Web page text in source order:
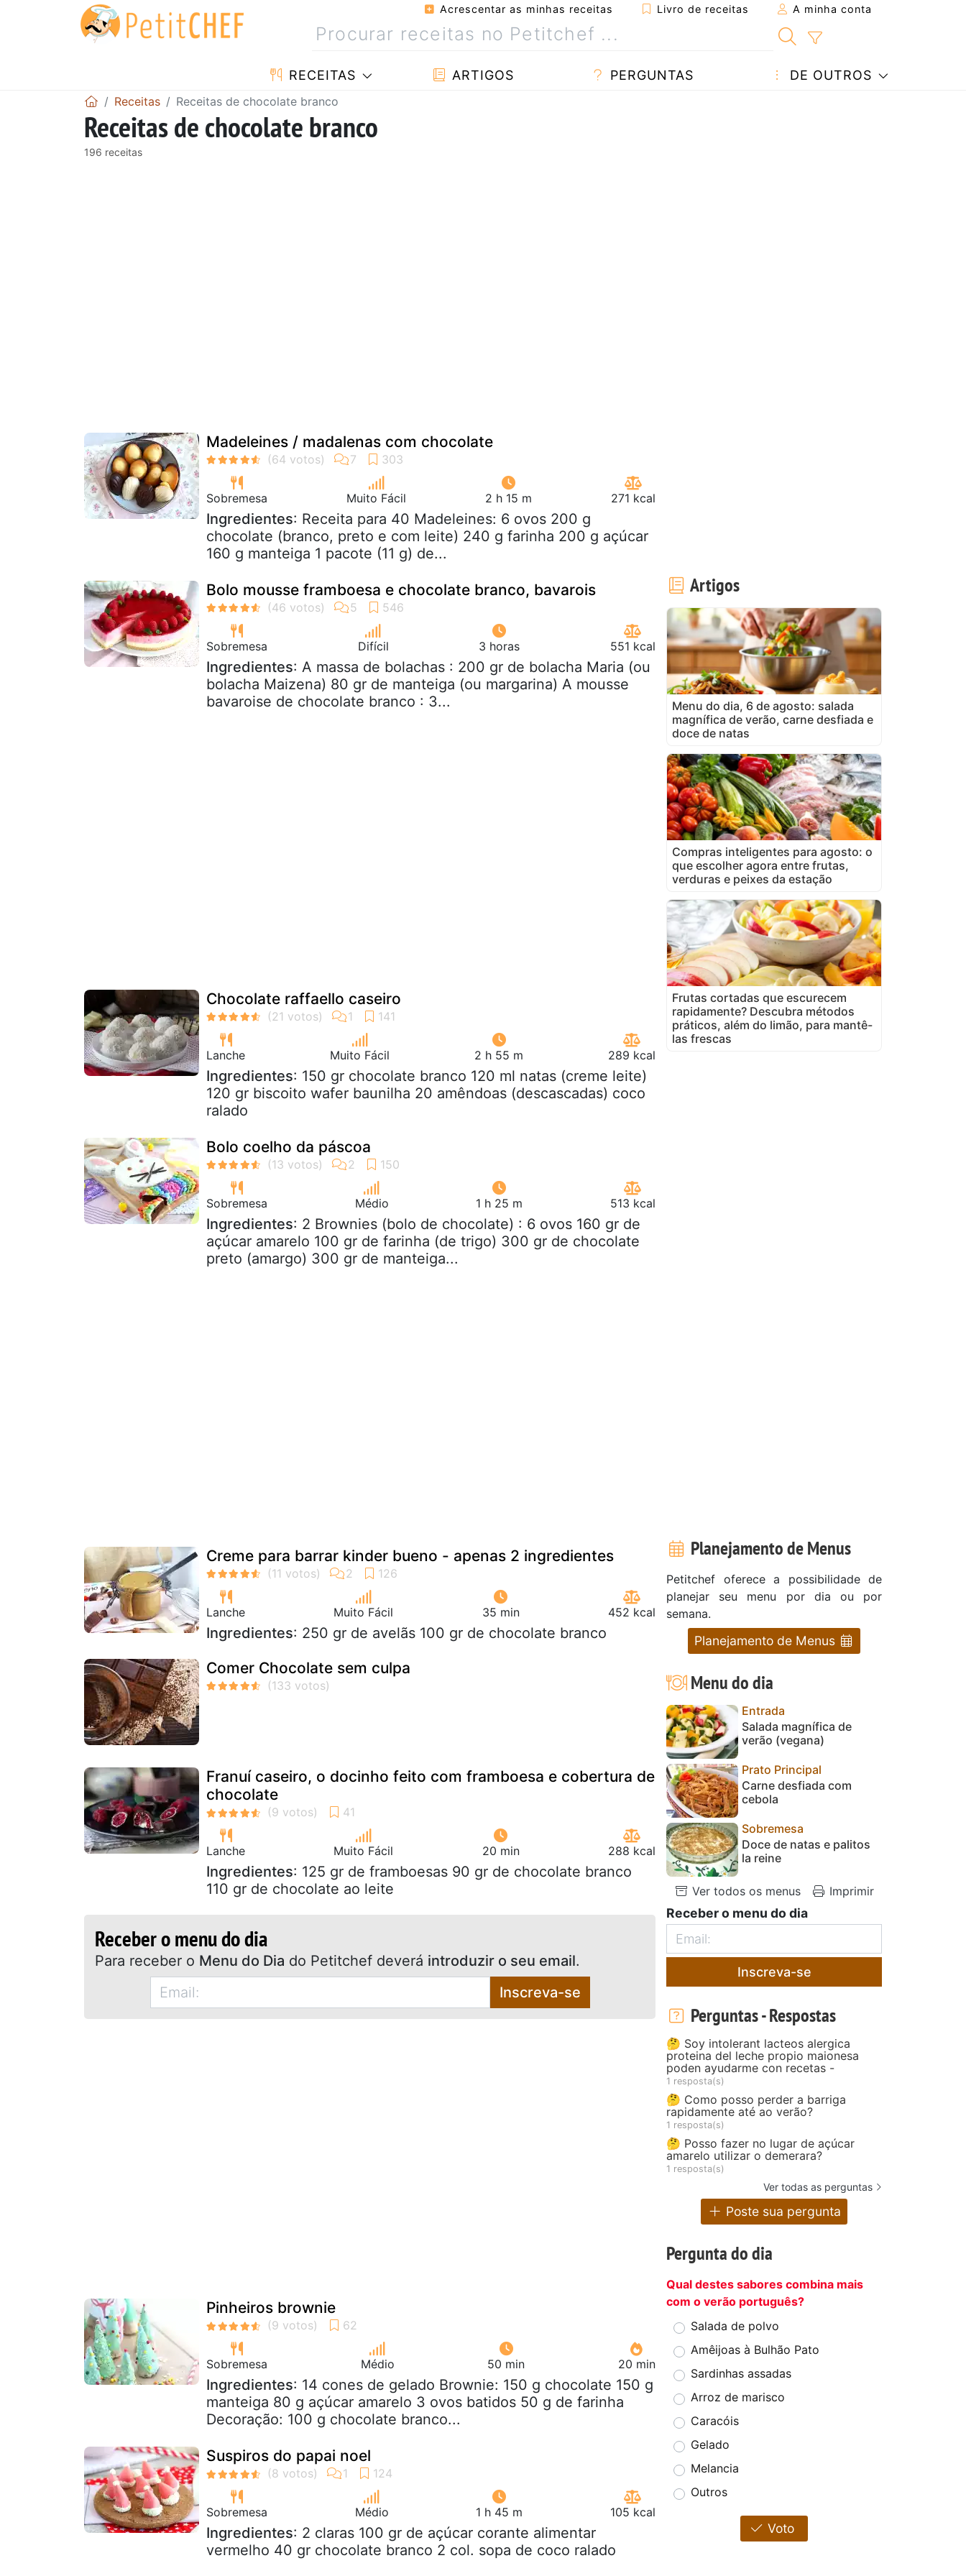
Acrescentar as minhas receitas Livro de receitas A minha conta
RECEITAS ARTIGOS PERGUNTAS DE OUTROS
Receitas Receitas de chocolate branco
Receitas de chocolate branco
196 receitas
Madeleines / madalenas com chocolate
Sobremesa Muito Fácil 2 h 15 m 271 kcal
Ingredientes: Receita para 40 Madeleines: 6 ovos 200 g
chocolate (branco, preto e com leite) 240 g farinha 200 g açúcar
160 g manteiga 1 pacote (11 g) de...
Bolo mousse framboesa e chocolate branco, bavarois
Sobremesa Difícil 3 horas 551 kcal
Ingredientes: A massa de bolachas : 200 gr de bolacha Maria (ou
bolacha Maizena) 80 gr de manteiga (ou margarina) A mousse
bavaroise de chocolate branco : 3...
Chocolate raffaello caseiro
Lanche Muito Fácil 2 h 55 m 289 kcal
Ingredientes: 150 gr chocolate branco 120 ml natas (creme leite)
120 gr biscoito wafer baunilha 20 amêndoas (descascadas) coco
ralado
Bolo coelho da páscoa
Sobremesa Médio 1 h 25 m 513 kcal
Ingredientes: 2 Brownies (bolo de chocolate) : 6 ovos 160 gr de
açúcar amarelo 100 gr de farinha (de trigo) 300 gr de chocolate
preto (amargo) 300 gr de manteiga...
Creme para barrar kinder bueno - apenas 2 ingredientes
Lanche Muito Fácil 35 min 452 kcal
Ingredientes: 250 gr de avelãs 100 gr de chocolate branco
Comer Chocolate sem culpa
Franuí caseiro, o docinho feito com framboesa e cobertura de
chocolate
Lanche Muito Fácil 20 min 288 kcal
Ingredientes: 125 gr de framboesas 90 gr de chocolate branco
110 gr de chocolate ao leite
Receber o menu do dia
Para receber o Menu do Dia do Petitchef deverá introduzir o seu email.
Inscreva-se
Pinheiros brownie
Sobremesa Médio 50 min 20 min
Ingredientes: 14 cones de gelado Brownie: 150 g chocolate 150 g
manteiga 80 g açúcar amarelo 3 ovos batidos 50 g de farinha
Decoração: 100 g chocolate branco...
Suspiros do papai noel
Sobremesa Médio 1 h 45 m 105 kcal
Ingredientes: 2 claras 100 gr de açúcar corante alimentar
vermelho 40 gr chocolate branco 2 col. sopa de coco ralado
Artigos
Menu do dia, 6 de agosto: salada
magnífica de verão, carne desfiada e
doce de natas
Compras inteligentes para agosto: o
que escolher agora entre frutas,
verduras e peixes da estação
Frutas cortadas que escurecem
rapidamente? Descubra métodos
práticos, além do limão, para mantê-
las frescas
Planejamento de Menus
Petitchef oferece a possibilidade de
planejar seu menu por dia ou por
semana.
Planejamento de Menus
Menu do dia
Entrada
Salada magnífica de
verão (vegana)
Prato Principal
Carne desfiada com
cebola
Sobremesa
Doce de natas e palitos
la reine
Ver todos os menus Imprimir
Receber o menu do dia
Inscreva-se
Perguntas - Respostas
🤔 Soy intolerant lacteos alergica
proteina del leche propio maionesa
poden ayudarme con recetas -
1 resposta(s)
🤔 Como posso perder a barriga
rapidamente até ao verão?
1 resposta(s)
🤔 Posso fazer no lugar de açúcar
amarelo utilizar o demerara?
1 resposta(s)
Ver todas as perguntas
Poste sua pergunta
Pergunta do dia
Qual destes sabores combina mais
com o verão português?
Salada de polvo
Amêijoas à Bulhão Pato
Sardinhas assadas
Arroz de marisco
Caracóis
Gelado
Melancia
Outros
Voto